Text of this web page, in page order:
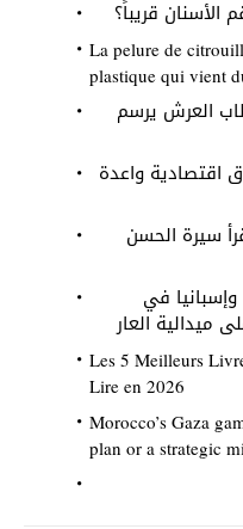
قريباً؟
La pelure de
plastique qui vient
العرش يرسم
اقتصادية واعدة
سيرة الحسن
الأرجنتين وإسبانيا في
ميدالية العار
Les 5 Meilleurs
Lire en 2026
Morocco’s Gaza
plan or a strategic